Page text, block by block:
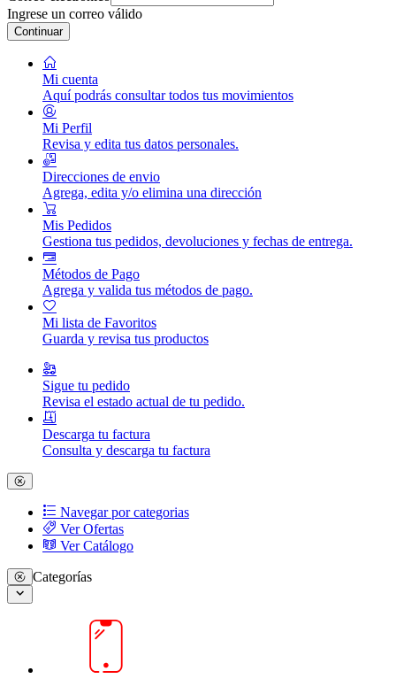
Ingrese un correo válido
Continuar
Mi cuenta
Aquí podrás consultar todos tus movimientos
Mi Perfil
Revisa y edita tus datos personales.
Direcciones de envio
Agrega, edita y/o elimina una dirección
Mis Pedidos
Gestiona tus pedidos, devoluciones y fechas de entrega.
Métodos de Pago
Agrega y valida tus métodos de pago.
Mi lista de Favoritos
Guarda y revisa tus productos
Sigue tu pedido
Revisa el estado actual de tu pedido.
Descarga tu factura
Consulta y descarga tu factura
Navegar por categorias
Ver Ofertas
Ver Catálogo
Categorías